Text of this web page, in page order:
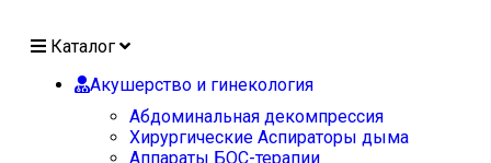
Каталог
Акушерство и гинекология
Абдоминальная декомпрессия
Хирургические Аспираторы дыма
Аппараты БОС-терапии